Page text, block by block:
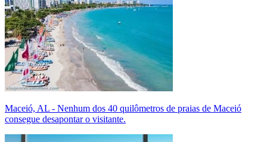
Maceió, AL - Nenhum dos 40 quilômetros de praias de Maceió
consegue desapontar o visitante.